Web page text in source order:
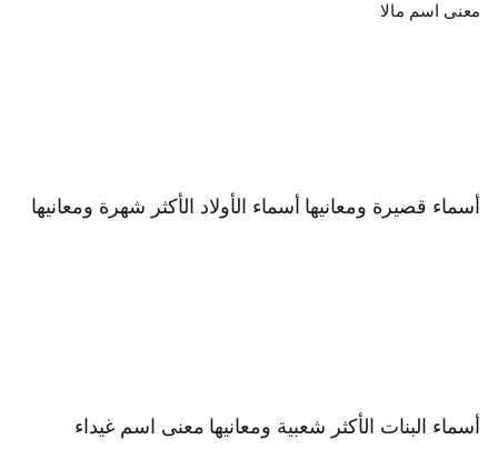
معنى اسم مالا
أسماء قصيرة ومعانيها أسماء الأولاد الأكثر شهرة ومعانيها
أسماء البنات الأكثر شعبية ومعانيها معنى اسم غيداء